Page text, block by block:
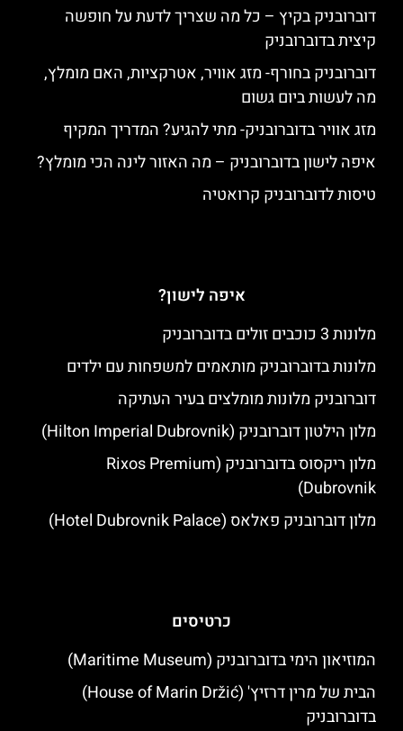
דוברובניק בקיץ – כל מה שצריך לדעת על חופשה
קיצית בדוברובניק
דוברובניק בחורף- מזג אוויר, אטרקציות, האם מומלץ,
מה לעשות ביום גשום
מזג אוויר בדוברובניק- מתי להגיע? המדריך המקיף
איפה לישון בדוברובניק – מה האזור לינה הכי מומלץ?
טיסות לדוברובניק קרואטיה
איפה לישון?
מלונות 3 כוכבים זולים בדוברובניק
מלונות בדוברובניק מותאמים למשפחות עם ילדים
דוברובניק מלונות מומלצים בעיר העתיקה
מלון הילטון דוברובניק (Hilton Imperial Dubrovnik)
מלון ריקסוס בדוברובניק (Rixos Premium
Dubrovnik)
מלון דוברובניק פאלאס (Hotel Dubrovnik Palace)
כרטיסים
המוזיאון הימי בדוברובניק (Maritime Museum)
הבית של מרין דרזיץ' (House of Marin Držić)
בדוברובניק